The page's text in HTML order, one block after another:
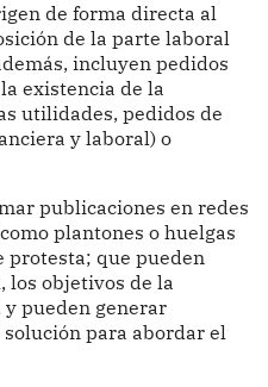
de forma directa al
de la parte laboral
incluyen pedidos
existencia de la
utilidades, pedidos de
y laboral) o
publicaciones en redes
plantones o huelgas
protesta; que pueden
los objetivos de la
pueden generar
para abordar el